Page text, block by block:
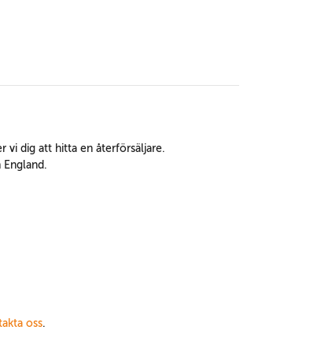
vi dig att hitta en återförsäljare.
oss.